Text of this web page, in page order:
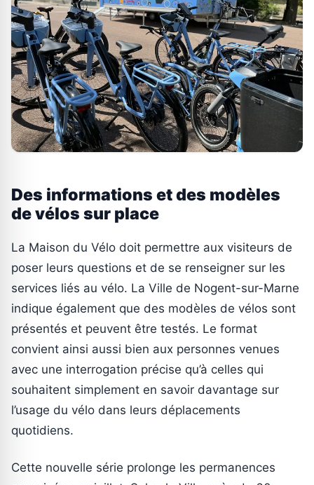
Des informations et des modèles
de vélos sur place
La Maison du Vélo doit permettre aux visiteurs de
poser leurs questions et de se renseigner sur les
services liés au vélo. La Ville de Nogent-sur-Marne
indique également que des modèles de vélos sont
présentés et peuvent être testés. Le format
convient ainsi aussi bien aux personnes venues
avec une interrogation précise qu’à celles qui
souhaitent simplement en savoir davantage sur
l’usage du vélo dans leurs déplacements
quotidiens.
Cette nouvelle série prolonge les permanences